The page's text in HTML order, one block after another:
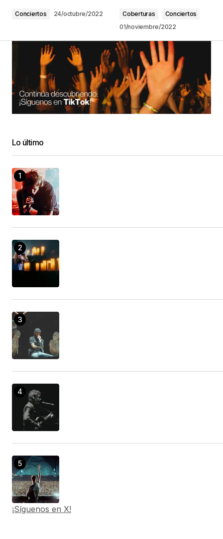
Conciertos 24/octubre/2022 Coberturas
Conciertos
01/noviembre/2022
Lo último
¡Síguenos en X!